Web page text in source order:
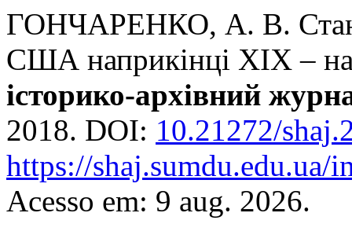
ГОНЧАРЕНКО, А. В.
США наприкінці ХІХ –
історико-архівний
2018. DOI: 10.21272/
https://
Acesso em: 9 aug. 2026.